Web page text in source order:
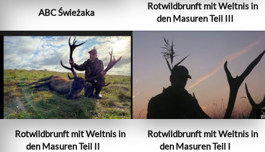
ABC Świeżaka
Rotwildbrunft mit Weltnis in
den Masuren Teil III
Rotwildbrunft mit Weltnis in
den Masuren Teil II
Rotwildbrunft mit Weltnis in
den Masuren Teil I